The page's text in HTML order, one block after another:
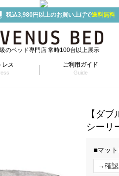
税込3,980円以上のお買い上げで送料無料
のベッド専門店 常時100台以上展示
レス ご利用ガイド
Guide
【ダブ
シーリ
■マッ